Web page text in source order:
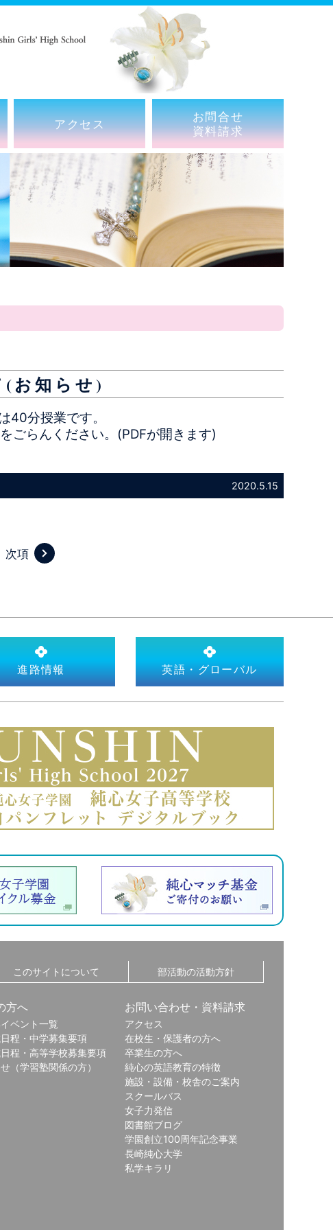
アクセス
お問合せ
資料請求
(お知らせ)
40分授業です。
ごらんください。(PDFが開きます)
2020.5.15
次項
進路情報 英語・グローバル
このサイトについて 部活動の活動方針
方へ
ベント一覧
程・中学募集要項
程・高等学校募集要項
（学習塾関係の方）
お問い合わせ・資料請求
アクセス
在校生・保護者の方へ
卒業生の方へ
純心の英語教育の特徴
施設・設備・校舎のご案内
スクールバス
女子力発信
図書館ブログ
学園創立100周年記念事業
長崎純心大学
私学キラリ